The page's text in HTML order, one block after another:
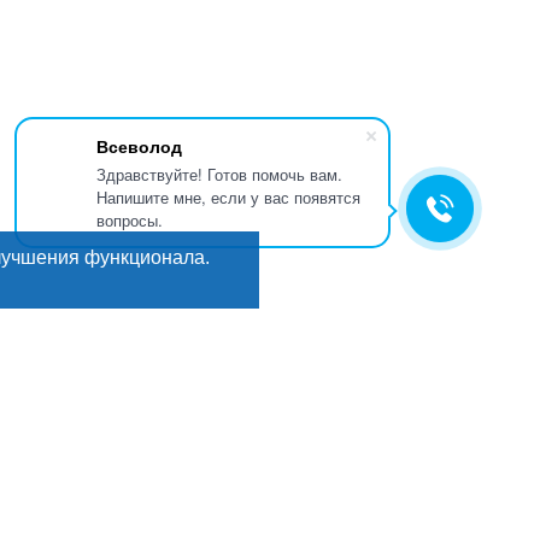
Всеволод
Здравствуйте! Готов помочь вам.
Напишите мне, если у вас появятся
вопросы.
функционала.